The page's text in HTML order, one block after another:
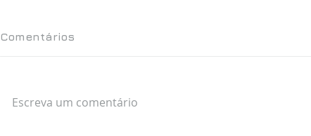
Comentários
Escreva um comentário